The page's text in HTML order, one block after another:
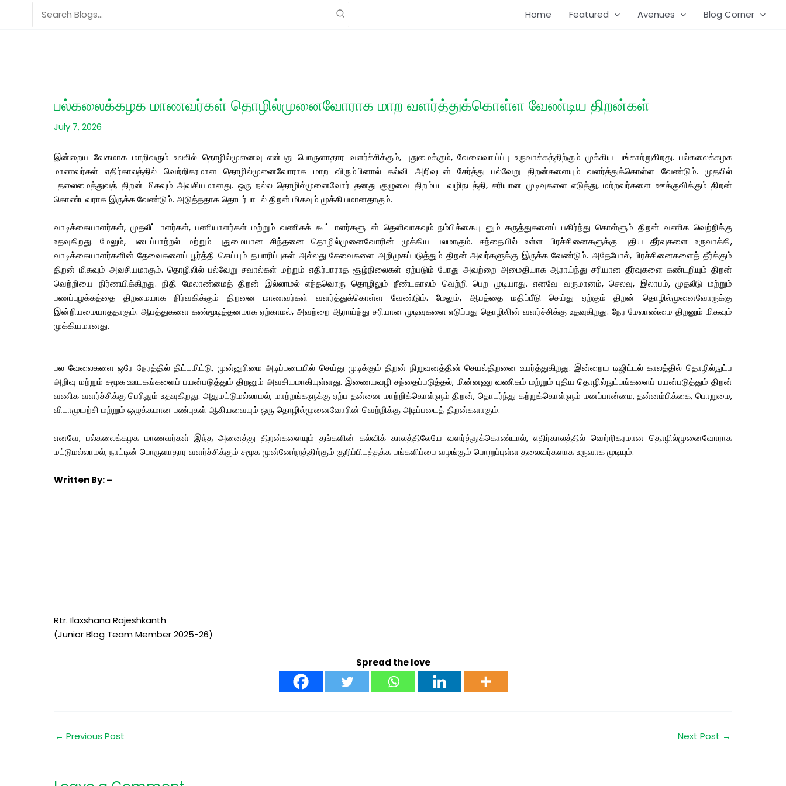
Home Featured Avenues Blog Corner
பல்கலைக்கழக மாணவர்கள் தொழில்முனைவோராக மாற வளர்த்துக்கொள்ள வேண்டிய திறன்கள்
July 7, 2026
இன்றைய வேகமாக மாறிவரும் உலகில் தொழில்முனைவு என்பது பொருளாதார வளர்ச்சிக்கும், புதுமைக்கும், வேலைவாய்ப்பு உருவாக்கத்திற்கும் முக்கிய பங்காற்றுகிறது. பல்கலைக்கழக
மாணவர்கள் எதிர்காலத்தில் வெற்றிகரமான தொழில்முனைவோராக மாற விரும்பினால் கல்வி அறிவுடன் சேர்த்து பல்வேறு திறன்களையும் வளர்த்துக்கொள்ள வேண்டும். முதலில்
தலைமைத்துவத் திறன் மிகவும் அவசியமானது. ஒரு நல்ல தொழில்முனைவோர் தனது குழுவை திறம்பட வழிநடத்தி, சரியான முடிவுகளை எடுத்து, மற்றவர்களை ஊக்குவிக்கும் திறன்
கொண்டவராக இருக்க வேண்டும். அடுத்ததாக தொடர்பாடல் திறன் மிகவும் முக்கியமானதாகும்.
வாடிக்கையாளர்கள், முதலீட்டாளர்கள், பணியாளர்கள் மற்றும் வணிகக் கூட்டாளர்களுடன் தெளிவாகவும் நம்பிக்கையுடனும் கருத்துகளைப் பகிர்ந்து கொள்ளும் திறன் வணிக வெற்றிக்கு
உதவுகிறது. மேலும், படைப்பாற்றல் மற்றும் புதுமையான சிந்தனை தொழில்முனைவோரின் முக்கிய பலமாகும். சந்தையில் உள்ள பிரச்சினைகளுக்கு புதிய தீர்வுகளை உருவாக்கி,
வாடிக்கையாளர்களின் தேவைகளைப் பூர்த்தி செய்யும் தயாரிப்புகள் அல்லது சேவைகளை அறிமுகப்படுத்தும் திறன் அவர்களுக்கு இருக்க வேண்டும். அதேபோல், பிரச்சினைகளைத் தீர்க்கும்
திறன் மிகவும் அவசியமாகும். தொழிலில் பல்வேறு சவால்கள் மற்றும் எதிர்பாராத சூழ்நிலைகள் ஏற்படும் போது அவற்றை அமைதியாக ஆராய்ந்து சரியான தீர்வுகளை கண்டறியும் திறன்
வெற்றியை நிர்ணயிக்கிறது. நிதி மேலாண்மைத் திறன் இல்லாமல் எந்தவொரு தொழிலும் நீண்டகாலம் வெற்றி பெற முடியாது. எனவே வருமானம், செலவு, இலாபம், முதலீடு மற்றும்
பணப்புழக்கத்தை திறமையாக நிர்வகிக்கும் திறனை மாணவர்கள் வளர்த்துக்கொள்ள வேண்டும். மேலும், ஆபத்தை மதிப்பீடு செய்து ஏற்கும் திறன் தொழில்முனைவோருக்கு
இன்றியமையாததாகும். ஆபத்துகளை கண்மூடித்தனமாக ஏற்காமல், அவற்றை ஆராய்ந்து சரியான முடிவுகளை எடுப்பது தொழிலின் வளர்ச்சிக்கு உதவுகிறது. நேர மேலாண்மை திறனும் மிகவும்
முக்கியமானது.
பல வேலைகளை ஒரே நேரத்தில் திட்டமிட்டு, முன்னுரிமை அடிப்படையில் செய்து முடிக்கும் திறன் நிறுவனத்தின் செயல்திறனை உயர்த்துகிறது. இன்றைய டிஜிட்டல் காலத்தில் தொழில்நுட்ப
அறிவு மற்றும் சமூக ஊடகங்களைப் பயன்படுத்தும் திறனும் அவசியமாகியுள்ளது. இணையவழி சந்தைப்படுத்தல், மின்னணு வணிகம் மற்றும் புதிய தொழில்நுட்பங்களைப் பயன்படுத்தும் திறன்
வணிக வளர்ச்சிக்கு பெரிதும் உதவுகிறது. அதுமட்டுமல்லாமல், மாற்றங்களுக்கு ஏற்ப தன்னை மாற்றிக்கொள்ளும் திறன், தொடர்ந்து கற்றுக்கொள்ளும் மனப்பான்மை, தன்னம்பிக்கை, பொறுமை,
விடாமுயற்சி மற்றும் ஒழுக்கமான பண்புகள் ஆகியவையும் ஒரு தொழில்முனைவோரின் வெற்றிக்கு அடிப்படைத் திறன்களாகும்.
எனவே, பல்கலைக்கழக மாணவர்கள் இந்த அனைத்து திறன்களையும் தங்களின் கல்விக் காலத்திலேயே வளர்த்துக்கொண்டால், எதிர்காலத்தில் வெற்றிகரமான தொழில்முனைவோராக
மட்டுமல்லாமல், நாட்டின் பொருளாதார வளர்ச்சிக்கும் சமூக முன்னேற்றத்திற்கும் குறிப்பிடத்தக்க பங்களிப்பை வழங்கும் பொறுப்புள்ள தலைவர்களாக உருவாக முடியும்.
WrittenBy: –
Rtr. Ilaxshana Rajeshkanth
(Junior Blog Team Member 2025-26)
Spread the love
← Previous Post Next Post →